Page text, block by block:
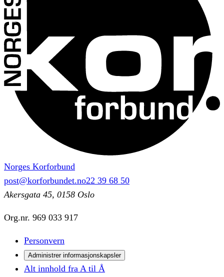
Norges Korforbund
post@korforbundet.no22 39 68 50
Akersgata 45, 0158 Oslo
Org.nr. 969 033 917
Personvern
Administrer informasjonskapsler
Alt innhold fra A til Å